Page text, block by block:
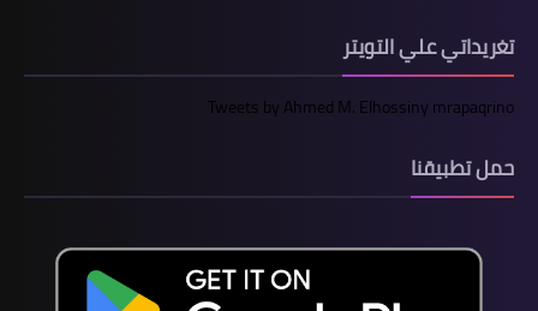
تغريداتي علي التويتر
Tweets by Ahmed M. Elhossiny mrapaqrino
حمل تطبيقنا